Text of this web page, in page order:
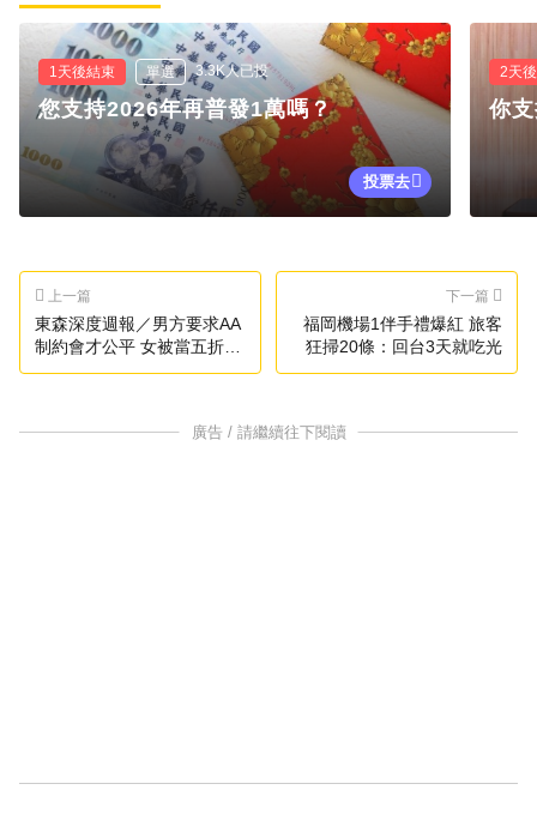
1天後結束 單選 3.3K人已投
您支持2026年再普發1萬嗎？
投票去
2天
你
上一篇
東森深度週報／男方要求AA
制約會才公平 女被當五折券
氣炸
下一篇
福岡機場1伴手禮爆紅 旅客
狂掃20條：回台3天就吃光
廣告 / 請繼續往下閱讀